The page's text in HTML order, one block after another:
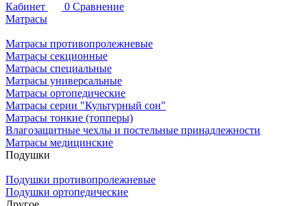
Кабинет
0 Сравнение
Матрасы
Матрасы противопролежневые
Матрасы секционные
Матрасы специальные
Матрасы универсальные
Матрасы ортопедические
Матрасы серии "Культурный сон"
Матрасы тонкие (топперы)
Влагозащитные чехлы и постельные принадлежности
Матрасы медицинские
Подушки
Подушки противопролежневые
Подушки ортопедические